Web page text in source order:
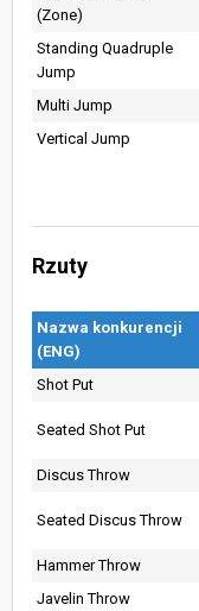
(Zone)
Standing Quadruple
Jump
Multi Jump
Vertical Jump
Rzuty
Nazwa konkurencji
(ENG)
Shot Put
Seated Shot Put
Discus Throw
Seated Discus Throw
Hammer Throw
Javelin Throw